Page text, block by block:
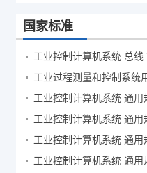
国家标准
工业控制计算机系统 总